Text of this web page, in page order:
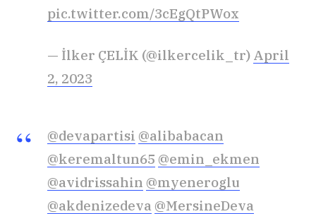
pic.twitter.com/3cEgQtPWox
— İlker ÇELİK (@ilkercelik_tr) April
2, 2023
@devapartisi @alibabacan
@keremaltun65 @emin_ekmen
@avidrissahin @myeneroglu
@akdenizedeva @MersineDeva